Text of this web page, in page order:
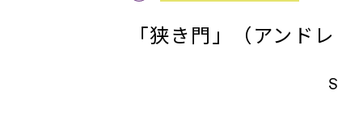
「狭き門」（アンドレ